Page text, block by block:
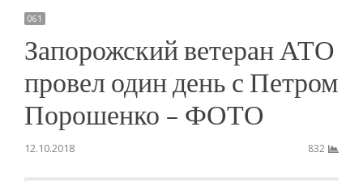
061
Запорожский ветеран АТО
провел один день с Петром
Порошенко – ФОТО
12.10.2018 832